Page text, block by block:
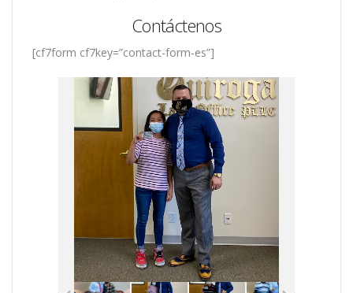
Contáctenos
[cf7form cf7key=”contact-form-es”]